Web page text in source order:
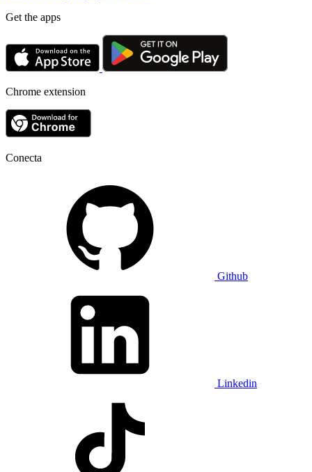
Get the apps
Chrome extension
Conecta
Github
Linkedin